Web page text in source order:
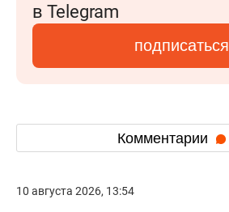
в Telegram
подписаться
Комментарии
10 августа 2026, 13:54